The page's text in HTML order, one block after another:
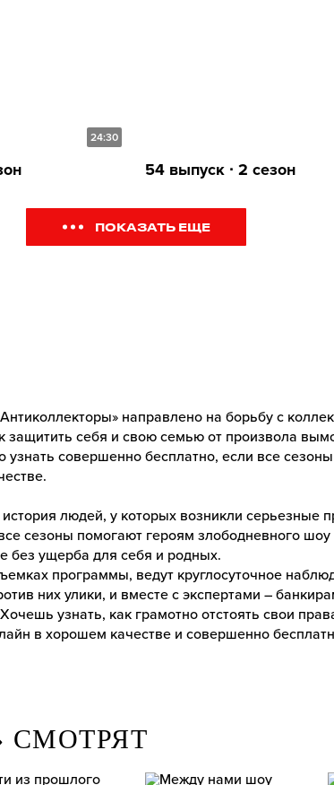
24:30
54 выпуск ∙ 2 сезон
ПОКАЗАТЬ ЕЩЕ
направлено на борьбу с
защитить себя и свою семью от произвола
совершенно бесплатно, если все
людей, у которых возникли серьезные
сезоны помогают героям злободневного шоу
без ущерба для себя и родных.
программы, ведут круглосуточное
них улики, и вместе с экспертами –
узнать, как грамотно отстоять свои
в хорошем качестве и совершенно
СМОТРЯТ